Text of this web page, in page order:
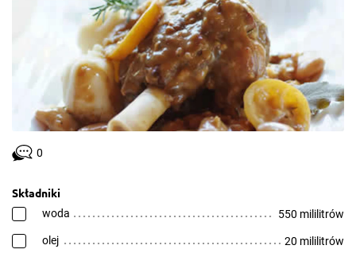
0
Składniki
woda 550 mililitrów
olej 20 mililitrów